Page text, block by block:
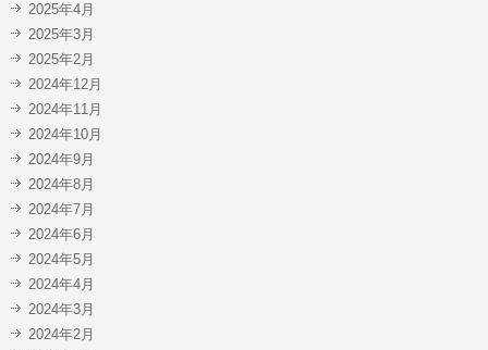
2025年4月
2025年3月
2025年2月
2024年12月
2024年11月
2024年10月
2024年9月
2024年8月
2024年7月
2024年6月
2024年5月
2024年4月
2024年3月
2024年2月